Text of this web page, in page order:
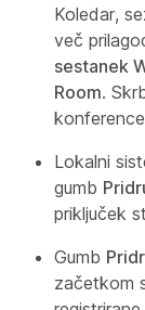
Koledar,
več
sestanek
Room.
Lokalni
gumb
priključek
Gumb
začetkom